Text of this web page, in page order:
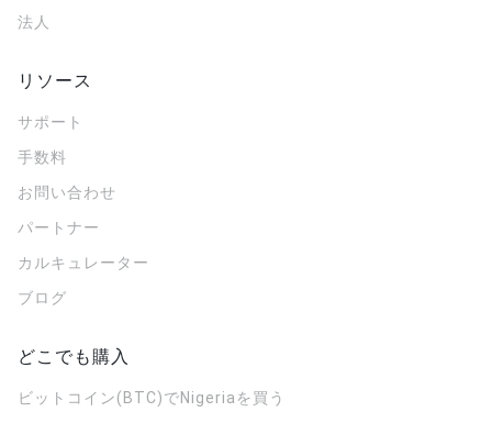
法人
リソース
サポート
手数料
お問い合わせ
パートナー
カルキュレーター
ブログ
どこでも購入
ビットコイン(BTC)でNigeriaを買う